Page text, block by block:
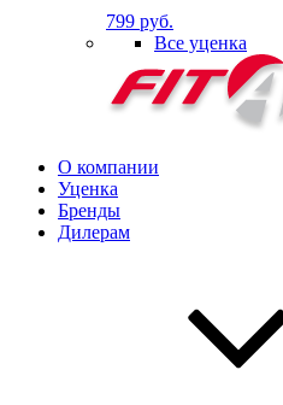
799 руб.
Все уценка
О компании
Уценка
Бренды
Дилерам